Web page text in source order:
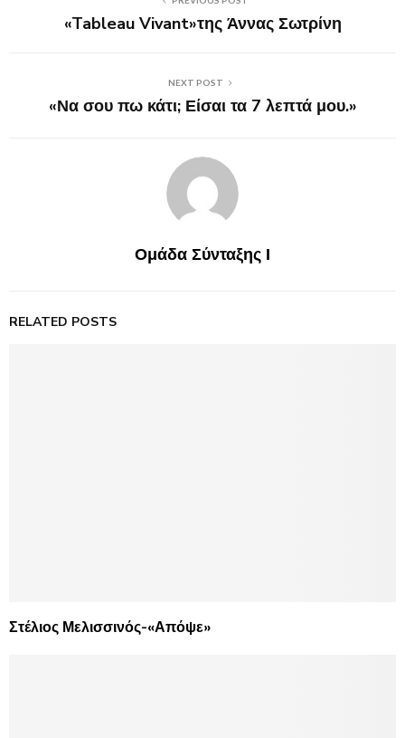
«Tableau Vivant»της Άννας Σωτρίνη
NEXT POST
«Να σου πω κάτι; Είσαι τα 7 λεπτά μου.»
Ομάδα Σύνταξης Ι
RELATED POSTS
Στέλιος Μελισσινός-«Απόψε»